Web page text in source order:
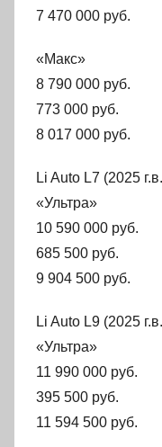
7 470 000 руб.
«Макс»
8 790 000 руб.
773 000 руб.
8 017 000 руб.
Li Auto L7 (2025
«Ультра»
10 590 000 руб.
685 500 руб.
9 904 500 руб.
Li Auto L9 (2025
«Ультра»
11 990 000 руб.
395 500 руб.
11 594 500 руб.